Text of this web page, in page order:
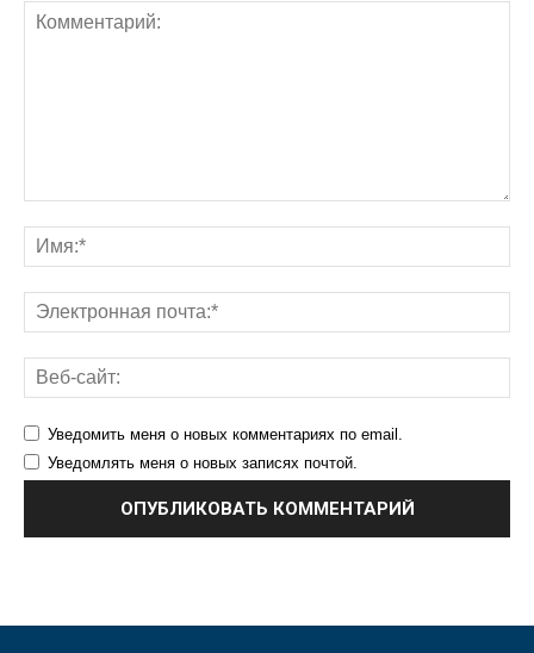
Уведомить меня о новых комментариях по email.
Уведомлять меня о новых записях почтой.